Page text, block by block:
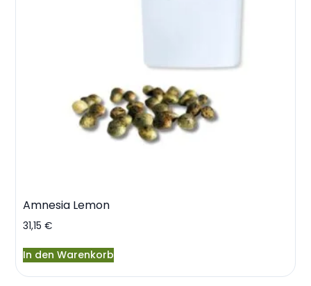
Amnesia Lemon
31,15€
In den Warenkorb